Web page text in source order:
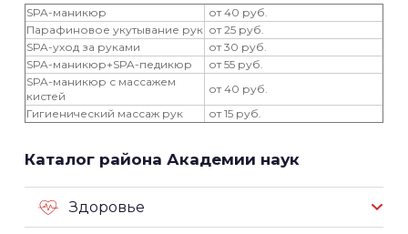
SPA-маникюр
от 40 руб.
Парафиновое укутывание рук от 25 руб.
SPA-уход за руками
от 30 руб.
SPA-маникюр+SPA-педикюр
от 55 руб.
SPA-маникюр с массажем
кистей
от 40 руб.
Гигиенический массаж рук
от 15 руб.
Каталог района Академии наук
Здоровье